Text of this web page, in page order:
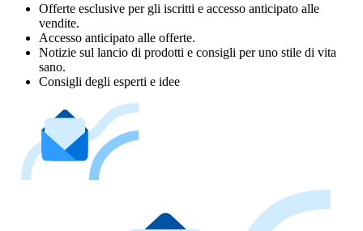
Offerte esclusive per gli iscritti e accesso anticipato alle
vendite.
Accesso anticipato alle offerte.
Notizie sul lancio di prodotti e consigli per uno stile di vita
sano.
Consigli degli esperti e idee